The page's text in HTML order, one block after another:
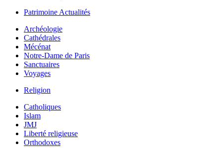
Patrimoine Actualités
Archéologie
Cathédrales
Mécénat
Notre-Dame de Paris
Sanctuaires
Voyages
Religion
Catholiques
Islam
JMJ
Liberté religieuse
Orthodoxes